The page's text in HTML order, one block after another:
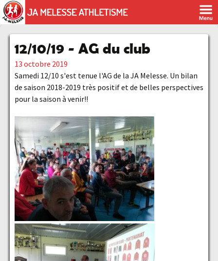
12/10/19 - AG du club
13 octobre 2019
Samedi 12/10 s'est tenue l'AG de la JA Melesse. Un bilan
de saison 2018-2019 très positif et de belles perspectives
pour la saison à venir!!